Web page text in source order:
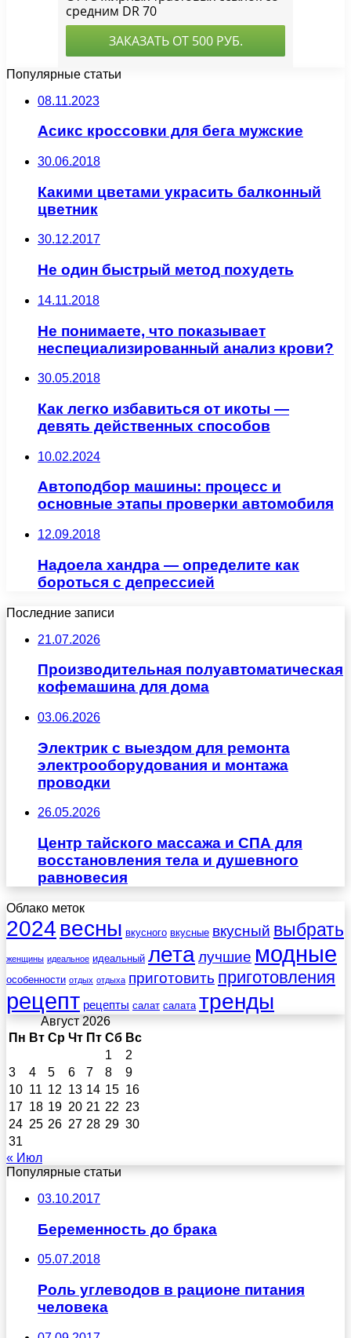
Популярные статьи
08.11.2023
Асикс кроссовки для бега мужские
30.06.2018
Какими цветами украсить балконный
цветник
30.12.2017
Не один быстрый метод похудеть
14.11.2018
Не понимаете, что показывает
неспециализированный анализ крови?
30.05.2018
Как легко избавиться от икоты —
девять действенных способов
10.02.2024
Автоподбор машины: процесс и
основные этапы проверки автомобиля
12.09.2018
Надоела хандра — определите как
бороться с депрессией
Последние записи
21.07.2026
Производительная полуавтоматическая
кофемашина для дома
03.06.2026
Электрик с выездом для ремонта
электрооборудования и монтажа
проводки
26.05.2026
Центр тайского массажа и СПА для
восстановления тела и душевного
равновесия
Облако меток
2024 весны вкусного вкусные вкусный выбрать
женщины идеальное идеальный леталучшие модные
особенности отдых отдыха приготовить приготовления
рецепт рецепты салат салата тренды
Август 2026
Пн Вт Ср Чт Пт Сб Вс
1
2
3
4 5 6 7 8
9
10 11 12 13 14 15 16
17 18 19 20 21 22 23
24 25 26 27 28 29 30
31
« Июл
Популярные статьи
03.10.2017
Беременность до брака
05.07.2018
Роль углеводов в рационе питания
человека